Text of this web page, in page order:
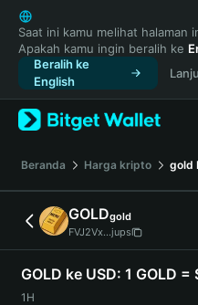
English
日本語
Tiếng Việt
Русский
Español (Latinoamérica)
Türkçe
Français
Deutsch
简体中文
繁體中文
Português (Portugal)
Bahasa Indonesia
ภาษาไทย
Saat ini kamu melihat halaman
Apakah kamu ingin beralih ke
Beralih ke
English
Beranda Harga kripto gold
GOLDgold
FVJ2Vx...jups
GOLD ke USD: 1 GOLD
1H